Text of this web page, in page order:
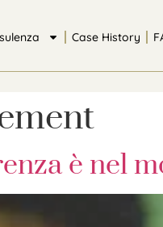
Case History
è nel